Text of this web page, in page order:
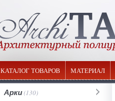
КАТАЛОГ ТОВАРОВ МАТЕРИАЛ
Арки(130)